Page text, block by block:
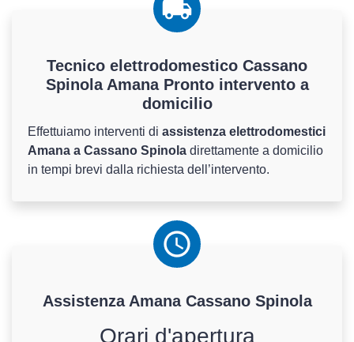
Tecnico elettrodomestico Cassano
Spinola Amana Pronto intervento a
domicilio
Effettuiamo interventi di assistenza elettrodomestici
Amana a Cassano Spinola direttamente a domicilio
in tempi brevi dalla richiesta dell’intervento.
Assistenza AmanaCassano Spinola
Orari d'apertura